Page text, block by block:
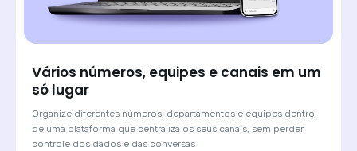
Saiba de onde veio cada lead e atenda
com o contexto certo
Quando o cliente chega por um anúncio de Click-to-WhatsApp,
a Huggy mostra qual campanha originou a conversa. O
atendente sabe o contexto antes de digitar a primeira